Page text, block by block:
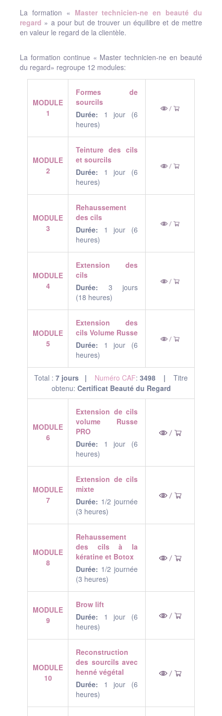
La formation « Master technicien-ne en beauté du
regard » a pour but de trouver un équilibre et de mettre
en valeur le regard de la clientèle.
La formation continue « Master technicien-ne en beauté
du regard» regroupe 12 modules:
MODULE
1
Formes de
sourcils
Durée: 1 jour (6
heures)
MODULE
2
Teinture des cils
et sourcils
Durée: 1 jour (6
heures)
MODULE
3
Rehaussement
des cils
Durée: 1 jour (6
heures)
MODULE
4
Extension des
cils
Durée: 3 jours
(18 heures)
MODULE
5
Extension des
cils Volume Russe
Durée: 1 jour (6
heures)
Total : 7 jours | Numéro CAF: 3498 | Titre
obtenu: Certificat Beauté du Regard
MODULE
6
Extension de cils
volume Russe
PRO
Durée: 1 jour (6
heures)
MODULE
7
Extension de cils
mixte
Durée: 1/2 journée
(3 heures)
MODULE
8
Rehaussement
des cils à la
kératine et Botox
Durée: 1/2 journée
(3 heures)
MODULE
9
Brow lift
Durée: 1 jour (6
heures)
MODULE
10
Reconstruction
des sourcils avec
henné végétal
Durée: 1 jour (6
heures)